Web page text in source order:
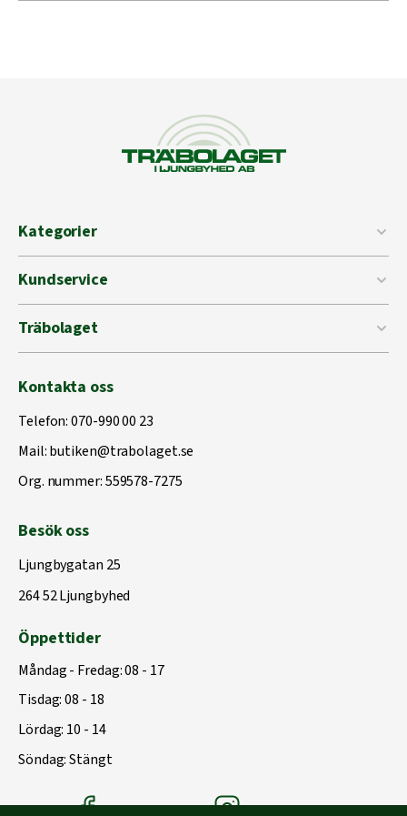
Kategorier
Kundservice
Träbolaget
Kontakta oss
Telefon:070-990 00 23
Mail:butiken@trabolaget.se
Org. nummer: 559578-7275
Besök oss
Ljungbygatan 25
264 52 Ljungbyhed
Öppettider
Måndag - Fredag: 08 - 17
Tisdag: 08 - 18
Lördag: 10 - 14
Söndag: Stängt